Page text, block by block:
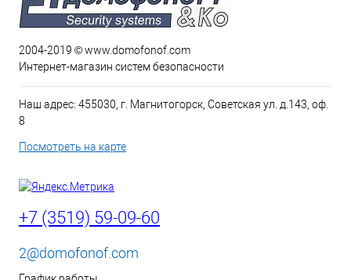
2004-2019 © www.domofonof.com
Интернет-магазин систем безопасности
Наш адрес: 455030, г. Магнитогорск, Советская ул. д.143, оф.
8
Посмотреть на карте
+7 (3519) 59-09-60
2@domofonof.com